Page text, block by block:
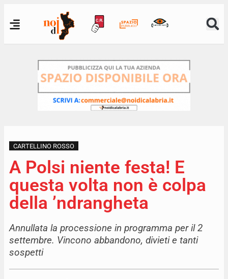
CARTELLINO ROSSO
A Polsi niente festa! E
questa volta non è colpa
della ’ndrangheta
Annullata la processione in programma per il 2
settembre. Vincono abbandono, divieti e tanti
sospetti